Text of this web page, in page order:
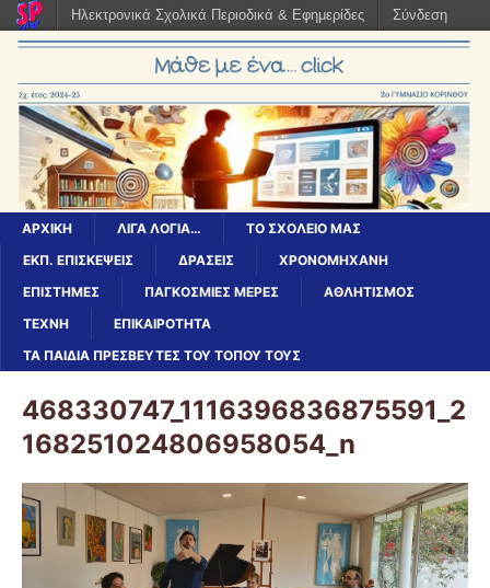
ΑΡΧΙΚΉ ΛΊΓΑ ΛΌΓΙΑ…
ΤΟ ΣΧΟΛΕΊΟ ΜΑΣ
ΕΚΠ. ΕΠΙΣΚΈΨΕΙΣ
ΔΡΆΣΕΙΣ
ΧΡΟΝΟΜΗΧΑΝΗ
ΕΠΙΣΤΉΜΕΣ
ΠΑΓΚΌΣΜΙΕΣ ΜΈΡΕΣ
ΑΘΛΗΤΙΣΜΟΣ
ΤΕΧΝΗ
ΕΠΙΚΑΙΡΟΤΗΤΑ
ΤΑ ΠΑΙΔΙΆ ΠΡΕΣΒΕΥΤΈΣ ΤΟΥ ΤΌΠΟΥ ΤΟΥΣ
468330747_1116396836875591_2
168251024806958054_n
Ηλεκτρονικά Σχολικά Περιοδικά & Εφημερίδες Σύνδεση